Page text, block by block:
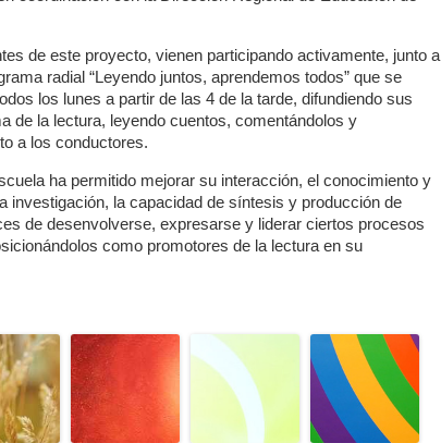
de este proyecto, vienen participando activamente, junto a
radial “Leyendo juntos, aprendemos todos” que se
los lunes a partir de las 4 de la tarde, difundiendo sus
de la lectura, leyendo cuentos, comentándolos y
a los conductores.
ha permitido mejorar su interacción, el conocimiento y
investigación, la capacidad de síntesis y producción de
de desenvolverse, expresarse y liderar ciertos procesos
como promotores de la lectura en su